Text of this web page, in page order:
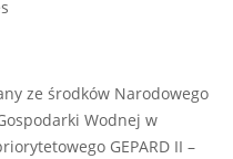
ze środków Narodowego
Wodnej w
GEPARD II –